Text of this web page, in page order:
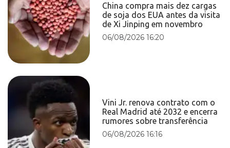
China compra mais dez cargas
de soja dos EUA antes da visita
de Xi Jinping em novembro
06/08/2026 16:20
Vini Jr. renova contrato com o
Real Madrid até 2032 e encerra
rumores sobre transferência
06/08/2026 16:16